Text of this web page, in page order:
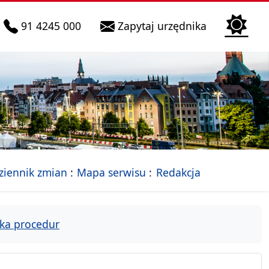
telefon do infolinii:
91 4245 000 Zapytaj urzędnika Biura
strona Miasta Szczecin
zmian Mapa serwisu - drzewko rozdziałów
Redakcja
procedur